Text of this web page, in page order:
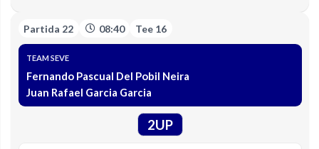
Partida 22 08:40 Tee 16
TEAM SEVE
Fernando Pascual Del Pobil Neira
Juan Rafael Garcia Garcia
2UP